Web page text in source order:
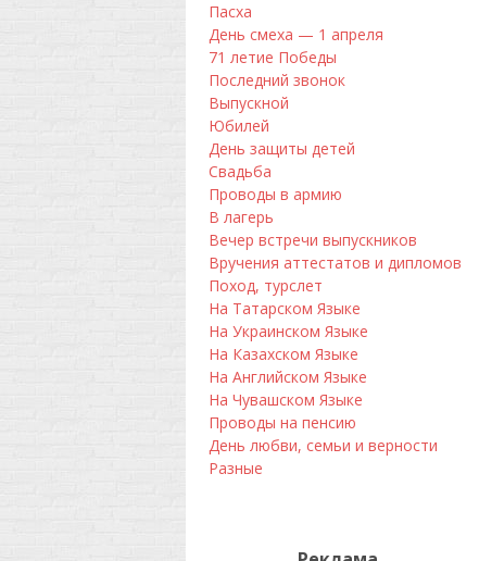
Пасха
День смеха — 1 апреля
71 летие Победы
Последний звонок
Выпускной
Юбилей
День защиты детей
Свадьба
Проводы в армию
В лагерь
Вечер встречи выпускников
Вручения аттестатов и дипломов
Поход, турслет
На Татарском Языке
На Украинском Языке
На Казахском Языке
На Английском Языке
На Чувашском Языке
Проводы на пенсию
День любви, семьи и верности
Разные